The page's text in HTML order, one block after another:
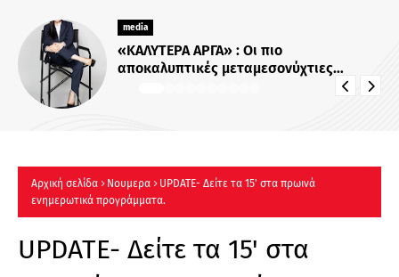
media
Για Σένα»: Γνωρίστε την οικογένεια
Ηλιάδη – Εκεί όπου οι πιο δυνατοί
δεσμοί δοκιμάζονται περισσότερο !
Αρχική σελίδα Νουμερα
UPDATE- Δείτε τα 15' στα πρωινά
ενημερωτικά προγράμματα.
UPDATE- Δείτε τα 15' στα